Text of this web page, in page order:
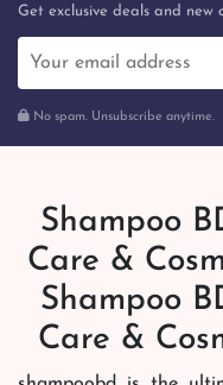
Get exclusive deals and
No spam. Unsubscribe anytime.
Shampoo
Care &
Shampoo
Care &